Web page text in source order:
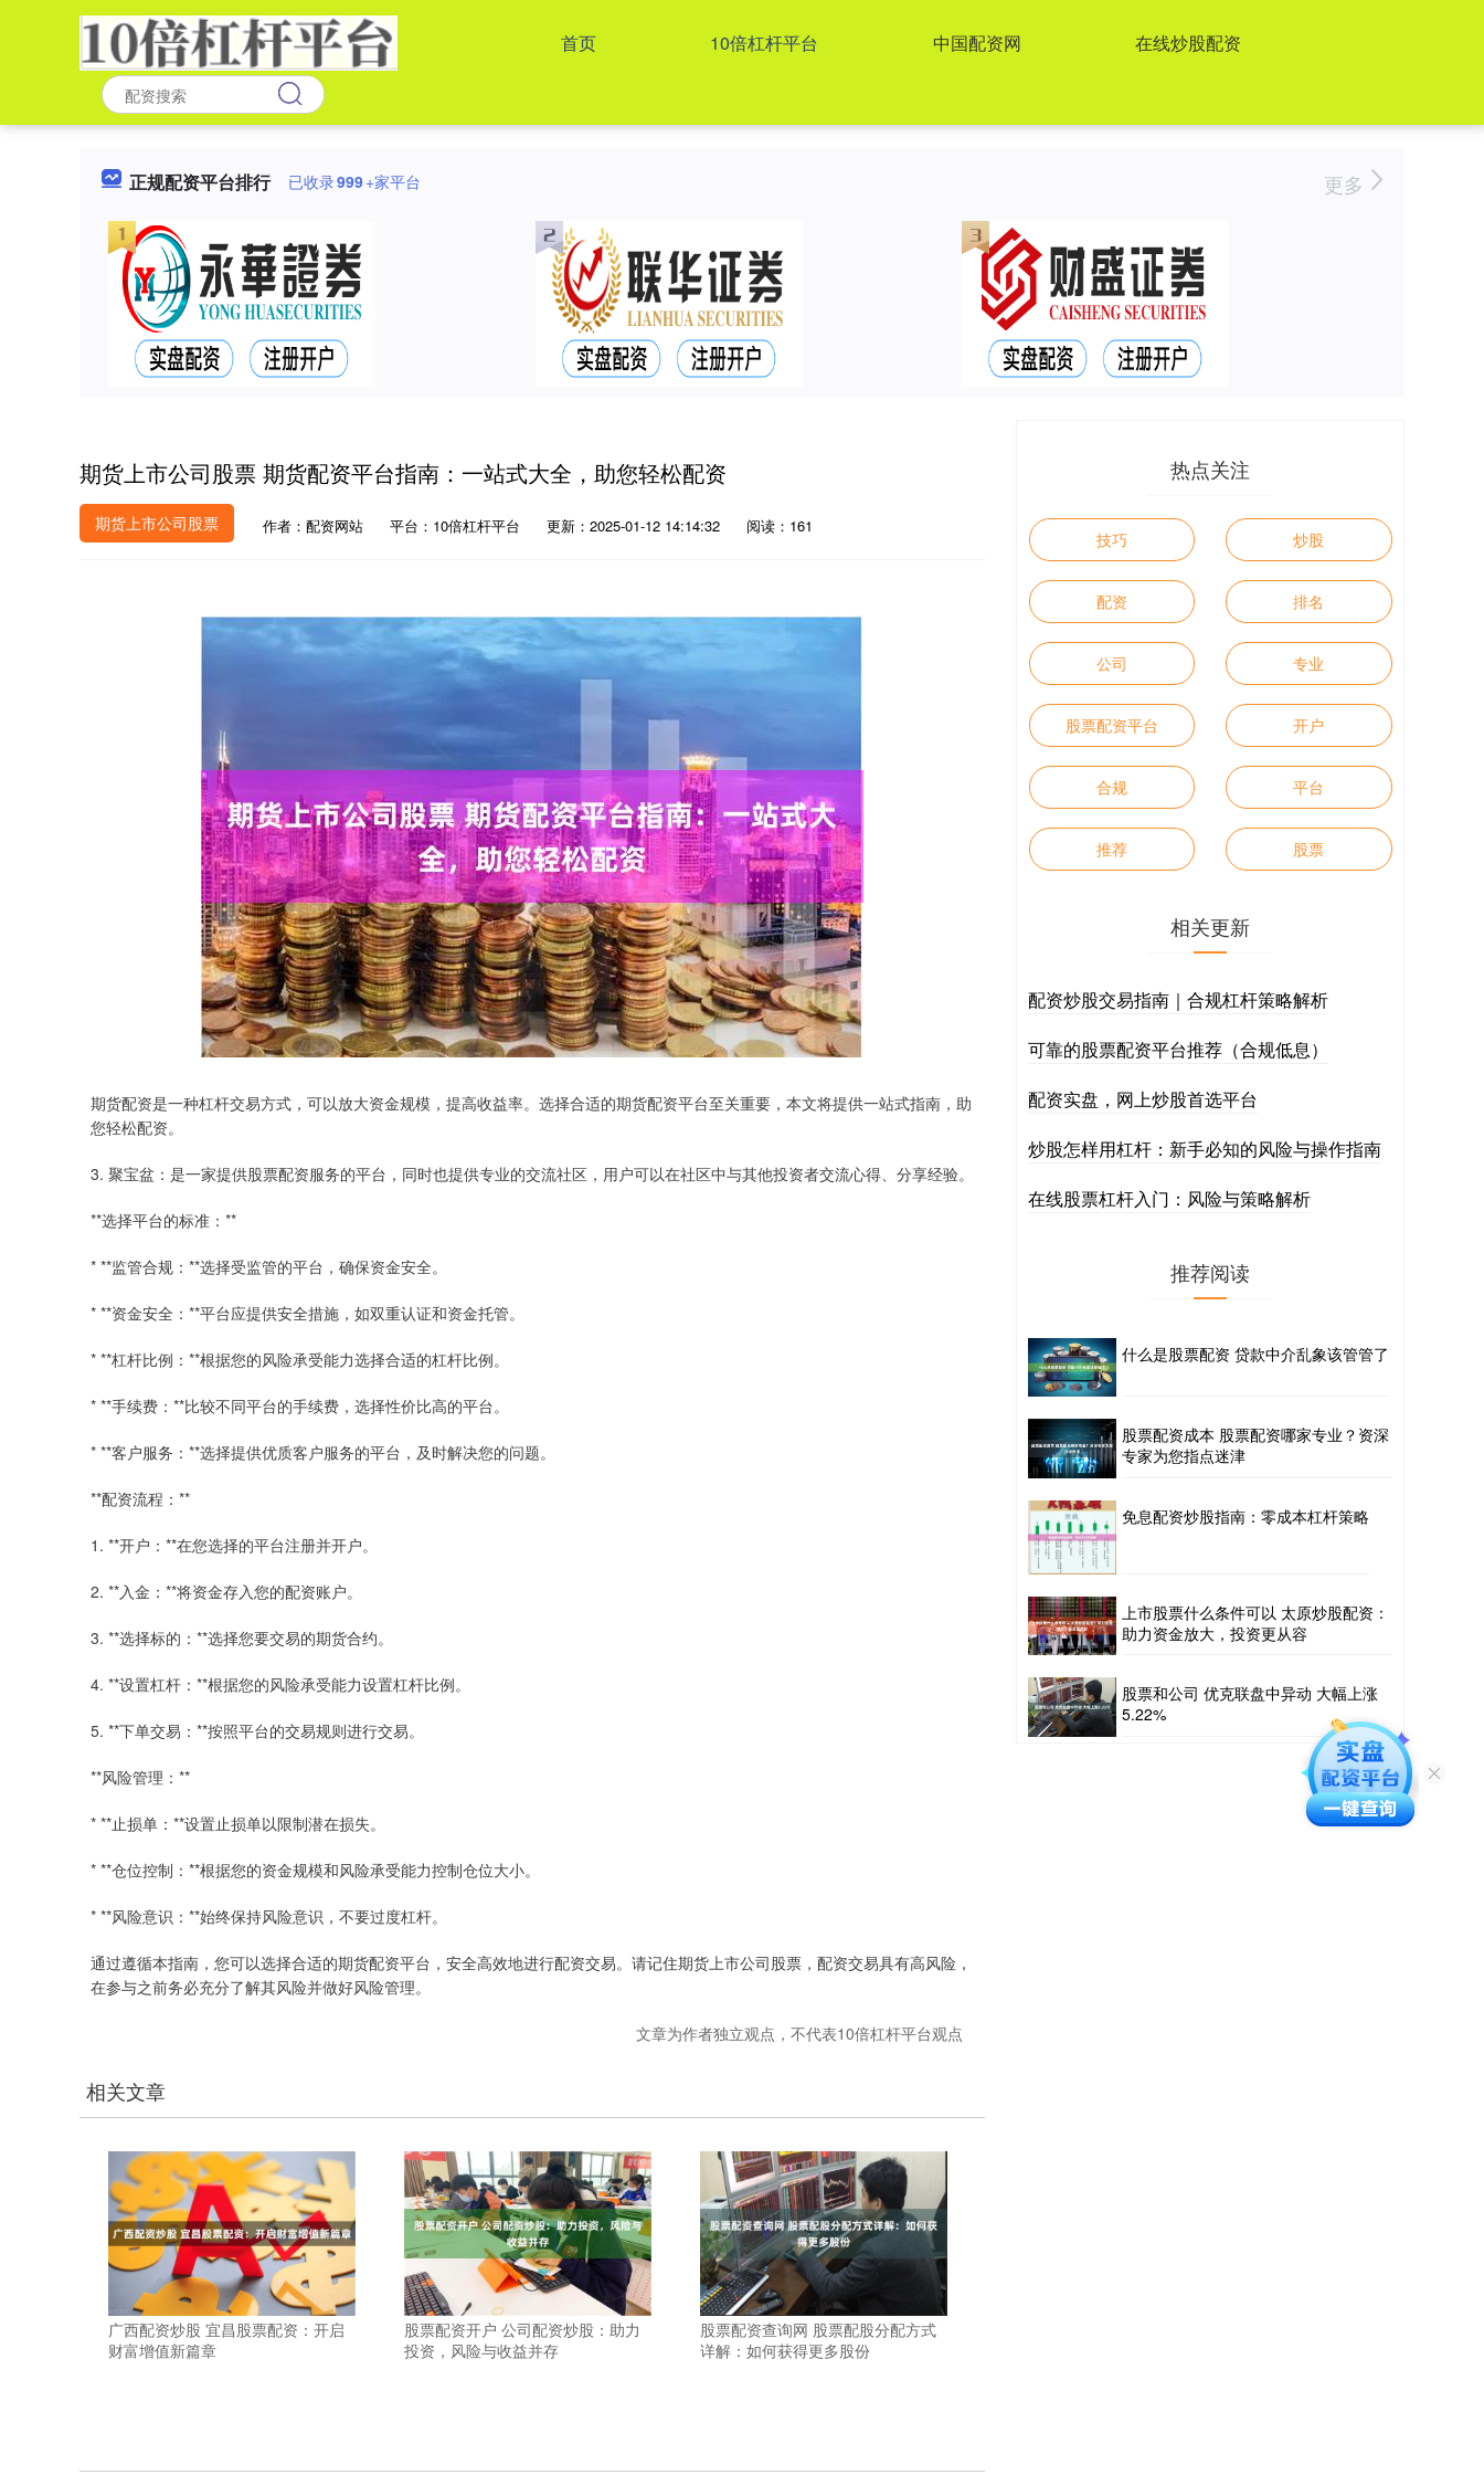
首页 10倍杠杆平台 中国配资网 在线炒股配资
正规配资平台排行 已收录999+家平台 更多
期货上市公司股票 期货配资平台指南：一站式大全，助您轻松配资
期货上市公司股票 作者：配资网站 平台：10倍杠杆平台 更新：2025-01-12 14:14:32 阅读：161
期货配资是一种杠杆交易方式，可以放大资金规模，提高收益率。选择合适的期货配资平台至关重要，本文将提供一站式指南，助
您轻松配资。
3. 聚宝盆：是一家提供股票配资服务的平台，同时也提供专业的交流社区，用户可以在社区中与其他投资者交流心得、分享经验。
**选择平台的标准：**
* **监管合规：**选择受监管的平台，确保资金安全。
* **资金安全：**平台应提供安全措施，如双重认证和资金托管。
* **杠杆比例：**根据您的风险承受能力选择合适的杠杆比例。
* **手续费：**比较不同平台的手续费，选择性价比高的平台。
* **客户服务：**选择提供优质客户服务的平台，及时解决您的问题。
**配资流程：**
1. **开户：**在您选择的平台注册并开户。
2. **入金：**将资金存入您的配资账户。
3. **选择标的：**选择您要交易的期货合约。
4. **设置杠杆：**根据您的风险承受能力设置杠杆比例。
5. **下单交易：**按照平台的交易规则进行交易。
**风险管理：**
* **止损单：**设置止损单以限制潜在损失。
* **仓位控制：**根据您的资金规模和风险承受能力控制仓位大小。
* **风险意识：**始终保持风险意识，不要过度杠杆。
通过遵循本指南，您可以选择合适的期货配资平台，安全高效地进行配资交易。请记住期货上市公司股票，配资交易具有高风险，
在参与之前务必充分了解其风险并做好风险管理。
文章为作者独立观点，不代表10倍杠杆平台观点
相关文章
广西配资炒股 宜昌股票配资：开启
财富增值新篇章
股票配资开户 公司配资炒股：助力
投资，风险与收益并存
股票配资查询网 股票配股分配方式
详解：如何获得更多股份
热点关注
技巧 炒股
配资 排名
公司 专业
股票配资平台 开户
合规 平台
推荐 股票
相关更新
配资炒股交易指南｜合规杠杆策略解析
可靠的股票配资平台推荐（合规低息）
配资实盘，网上炒股首选平台
炒股怎样用杠杆：新手必知的风险与操作指南
在线股票杠杆入门：风险与策略解析
推荐阅读
什么是股票配资 贷款中介乱象该管管了
股票配资成本 股票配资哪家专业？资深
专家为您指点迷津
免息配资炒股指南：零成本杠杆策略
上市股票什么条件可以 太原炒股配资：
助力资金放大，投资更从容
股票和公司 优克联盘中异动 大幅上涨
5.22%